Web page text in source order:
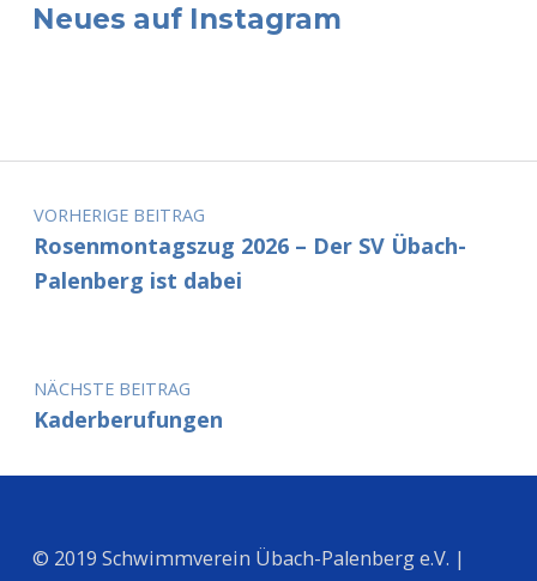
Neues auf Instagram
Beitragsnavigation
VORHERIGE BEITRAG
Rosenmontagszug 2026 – Der SV Übach-
Palenberg ist dabei
NÄCHSTE BEITRAG
Kaderberufungen
© 2019 Schwimmverein Übach-Palenberg e.V. |